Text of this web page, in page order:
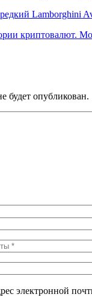
Lamborghini
криптовалют.
будет опубликован.
электронной